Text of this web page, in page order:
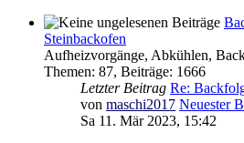
Steinbackofen
Aufheizvorgänge, Abkühlen,
Themen: 87, Beiträge: 1666
Letzter Beitrag Re:
von maschi2017 Neuester
Sa 11. Mär 2023, 15:42